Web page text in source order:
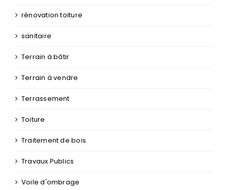
rénovation toiture
sanitaire
Terrain à bâtir
Terrain à vendre
Terrassement
Toiture
Traitement de bois
Travaux Publics
Voile d'ombrage